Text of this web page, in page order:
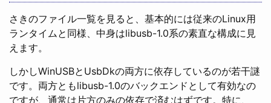
さきのファイル一覧を見ると、基本的には従来のLinux用
ランタイムと同様、中身はlibusb-1.0系の素直な構成に見
えます。
しかしWinUSBとUsbDkの両方に依存しているのが若干謎
です。両方ともlibusb-1.0のバックエンドとして有効なの
ですが、通常は片方のみの依存で済むはずです。特に、